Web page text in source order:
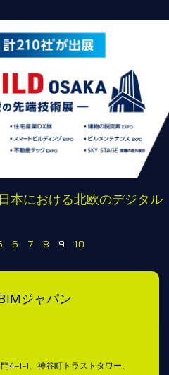
本における北欧のデジタル
6 7 8 9 10
ジャパン
、神谷町トラストタワー、